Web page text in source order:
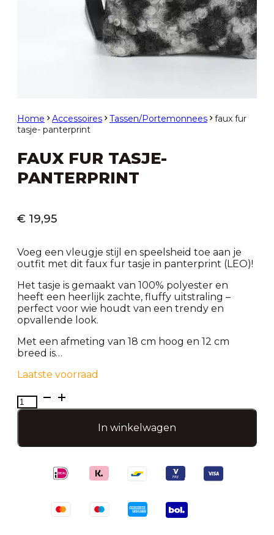
Home Accessoires Tassen/Portemonnees
faux fur
tasje- panterprint
FAUX FUR TASJE-
PANTERPRINT
€ 19,95
Voeg een vleugje stijl en speelsheid toe aan je
outfit met dit faux fur tasje in panterprint (LEO)!
Het tasje is gemaakt van 100% polyester en
heeft een heerlijk zachte, fluffy uitstraling –
perfect voor wie houdt van een trendy en
opvallende look.
Met een afmeting van 18 cm hoog en 12 cm
breed is…
Laatste voorraad
faux
fur
In winkelwagen